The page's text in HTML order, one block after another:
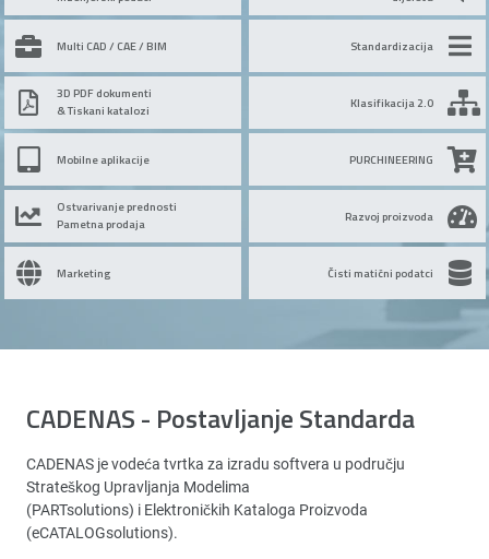
Multi CAD / CAE / BIM
3D PDF dokumenti
& Tiskani katalozi
Mobilne aplikacije
Ostvarivanje prednosti
Pametna prodaja
Marketing
Standardizacija
Klasifikacija 2.0
PURCHINEERING
Razvoj proizvoda
Čisti matični podatci
CADENAS - Postavljanje Standarda
CADENAS je vodeća tvrtka za izradu softvera u području
Strateškog Upravljanja Modelima
(PARTsolutions) i Elektroničkih Kataloga Proizvoda
(eCATALOGsolutions).